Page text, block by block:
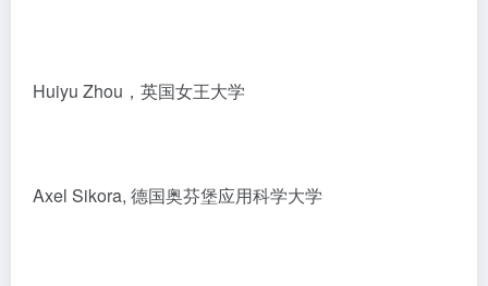
Huiyu Zhou，英国女王大学
Axel Sikora, 德国奥芬堡应用科学大学